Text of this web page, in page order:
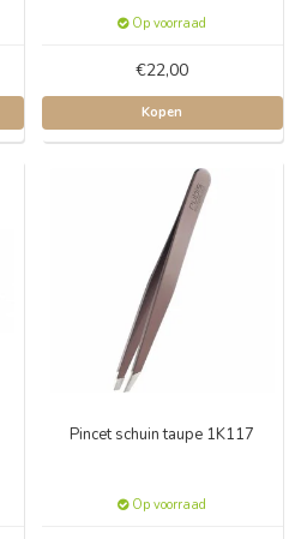
Op voorraad
€22,00
Kopen
Pincet schuin taupe 1K117
Op voorraad